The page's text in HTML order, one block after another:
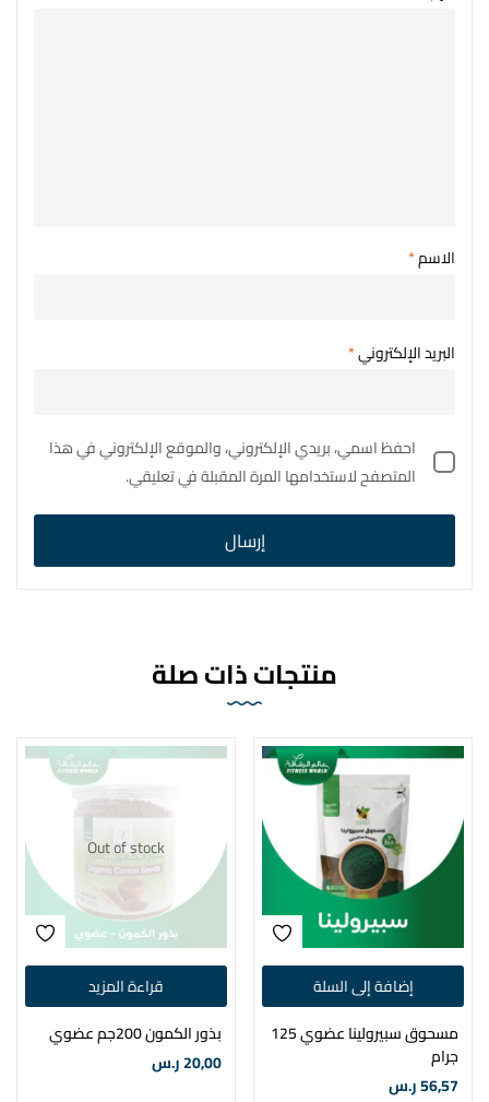
الاسم*
البريد الإلكتروني*
احفظ اسمي، بريدي الإلكتروني، والموقع الإلكتروني في هذا
المتصفح لاستخدامها المرة المقبلة في تعليقي.
منتجات ذات صلة
إضافة إلى السلة
مسحوق سبيرولينا عضوي 125
جرام
56,57ر.س
Out of stock
قراءة المزيد
بذور الكمون 200جم عضوي
20,00ر.س